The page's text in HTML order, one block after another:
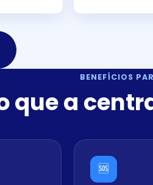
BENEFÍCIOS
que a
🆘